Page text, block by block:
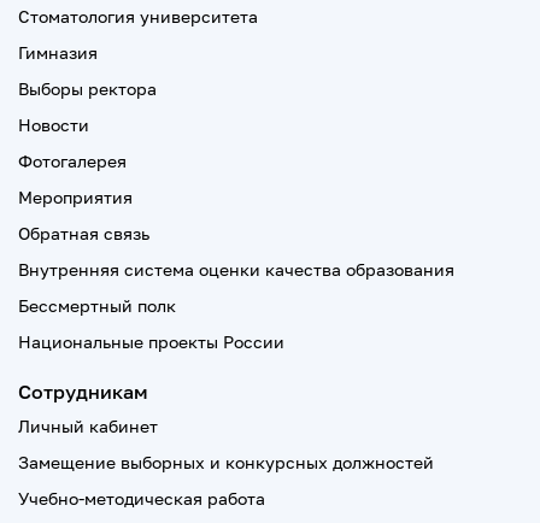
Стоматология университета
Гимназия
Выборы ректора
Новости
Фотогалерея
Мероприятия
Обратная связь
Внутренняя система оценки качества образования
Бессмертный полк
Национальные проекты России
Сотрудникам
Личный кабинет
Замещение выборных и конкурсных должностей
Учебно-методическая работа